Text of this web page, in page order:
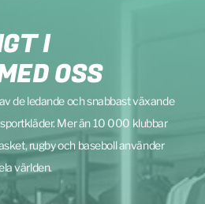
I
OSS
de ledande och snabbast växande
Mer än 10 000 klubbar
rugby och baseboll använder
världen.